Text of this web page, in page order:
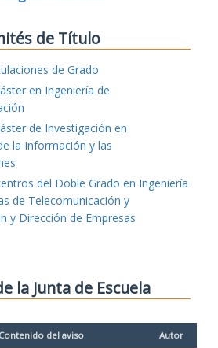
de Título
de Grado
en Ingeniería de
de Investigación en
la Información y las
del Doble Grado en Ingeniería
de Telecomunicación y
y Dirección de Empresas
la Junta de Escuela
Contenido del aviso
Autor